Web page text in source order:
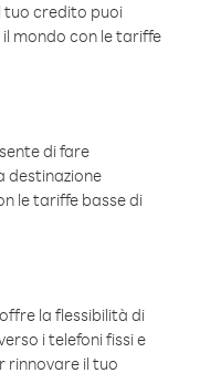
tuo credito puoi
mondo con le tariffe
di fare
destinazione
le tariffe basse di
la flessibilità di
i telefoni fissi e
rinnovare il tuo